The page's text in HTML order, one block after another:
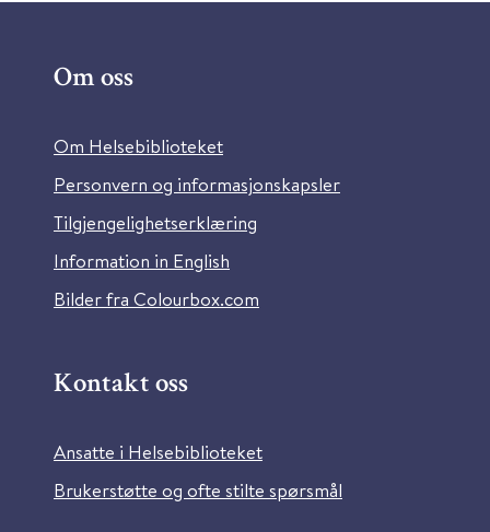
Om oss
Om Helsebiblioteket
Personvern og informasjonskapsler
Tilgjengelighetserklæring
Information in English
Bilder fra Colourbox.com
Kontakt oss
Ansatte i Helsebiblioteket
Brukerstøtte og ofte stilte spørsmål